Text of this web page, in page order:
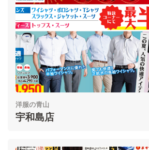
洋服の青山
宇和島店